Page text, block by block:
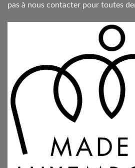
pas à nous contacter pour toutes